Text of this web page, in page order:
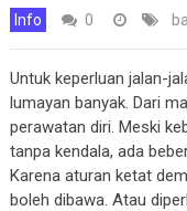
Info 0
Untuk keperluan jalan-
lumayan banyak. Dari
perawatan diri. Meski
tanpa kendala, ada
Karena aturan ketat
boleh dibawa. Atau